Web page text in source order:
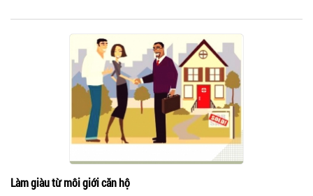
Làm giàu từ môi giới căn hộ